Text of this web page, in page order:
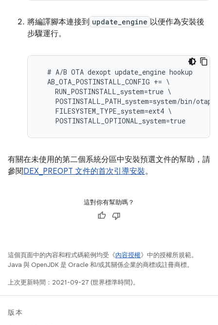
將編譯腳本連接到 update_engine 以便作為安裝後
步驟運行。
  # A/B OTA dexopt update_engine hookup
  AB_OTA_POSTINSTALL_CONFIG += \
    RUN_POSTINSTALL_system=true \
POSTINSTALL_PATH_system=system/bin/
    FILESYSTEM_TYPE_system=ext4 \
有關在未使用的第二個系統分區中安裝預選文件的幫助，請
參閱DEX_PREOPT 文件的首次引導安裝。
這對你有幫助嗎？
這個頁面中的內容和程式碼範例均受《內容授權》中的授權所規範。
Java 與 OpenJDK 是 Oracle 和/或其關係企業的商標或註冊商標。
上次更新時間：2021-09-27 (世界標準時間)。
版本